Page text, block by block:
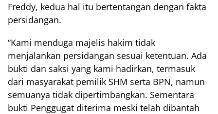
Freddy, kedua hal itu bertentangan dengan fakta
persidangan.
“Kami menduga majelis hakim tidak
menjalankan persidangan sesuai ketentuan. Ada
bukti dan saksi yang kami hadirkan, termasuk
dari masyarakat pemilik SHM serta BPN, namun
semuanya tidak dipertimbangkan. Sementara
bukti Penggugat diterima meski telah dibantah